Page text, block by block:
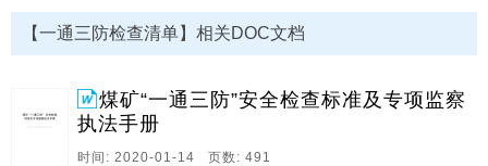
1、 煤矿“一通三防” 安全检查标准及专项监察执法手册
目 录 第一章 标准、规范和规定 1 一、矿井通风 1 1、
巷道掘进混合式通风技术规范（MT/T441-1995） 1 2、
煤矿井工开采通风技术条件（AQ1028-2006） 3 3、。
2、果子山金硕煤矿 一通三防系统安全隐患 检查台账
（2018年 月） 检查时间：2018年 月 日 “一通三防”系统
【一通三防检查清单】相关DOC文档
煤矿“一通三防”安全检查标准及专项监察
执法手册
时间: 2020-01-14 页数: 491